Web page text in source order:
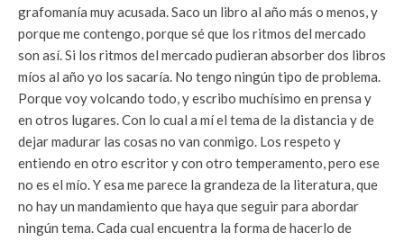
grafomanía muy acusada. Saco un libro al año más o menos, y
porque me contengo, porque sé que los ritmos del mercado
son así. Si los ritmos del mercado pudieran absorber dos libros
míos al año yo los sacaría. No tengo ningún tipo de problema.
Porque voy volcando todo, y escribo muchísimo en prensa y
en otros lugares. Con lo cual a mí el tema de la distancia y de
dejar madurar las cosas no van conmigo. Los respeto y
entiendo en otro escritor y con otro temperamento, pero ese
no es el mío. Y esa me parece la grandeza de la literatura, que
no hay un mandamiento que haya que seguir para abordar
ningún tema. Cada cual encuentra la forma de hacerlo de